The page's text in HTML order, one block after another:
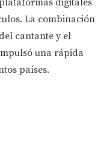
La combinación
cantante y el
una rápida
países.